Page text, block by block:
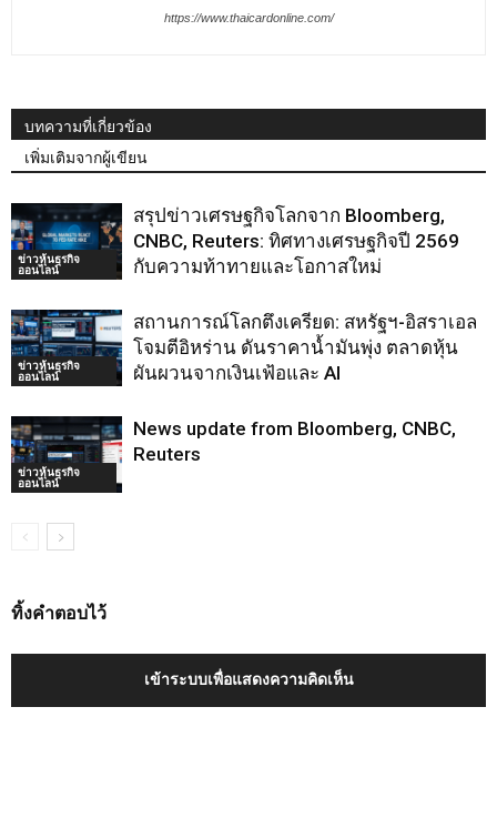
https://www.thaicardonline.com/
บทความที่เกี่ยวข้อง
เพิ่มเติมจากผู้เขียน
ข่าวหุ้นธุรกิจ
ออนไลน์
สรุปข่าวเศรษฐกิจโลกจาก Bloomberg,
CNBC, Reuters: ทิศทางเศรษฐกิจปี 2569
กับความท้าทายและโอกาสใหม่
ข่าวหุ้นธุรกิจ
ออนไลน์
สถานการณ์โลกตึงเครียด: สหรัฐฯ-อิสราเอล
โจมตีอิหร่าน ดันราคาน้ำมันพุ่ง ตลาดหุ้น
ผันผวนจากเงินเฟ้อและ AI
ข่าวหุ้นธุรกิจ
ออนไลน์
News update from Bloomberg, CNBC,
Reuters
ทิ้งคำตอบไว้
เข้าระบบเพื่อแสดงความคิดเห็น